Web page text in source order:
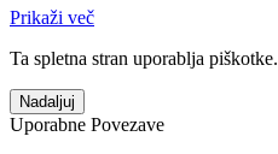
Prikaži več
Ta spletna stran uporablja piškotke.
Nadaljuj
Uporabne Povezave